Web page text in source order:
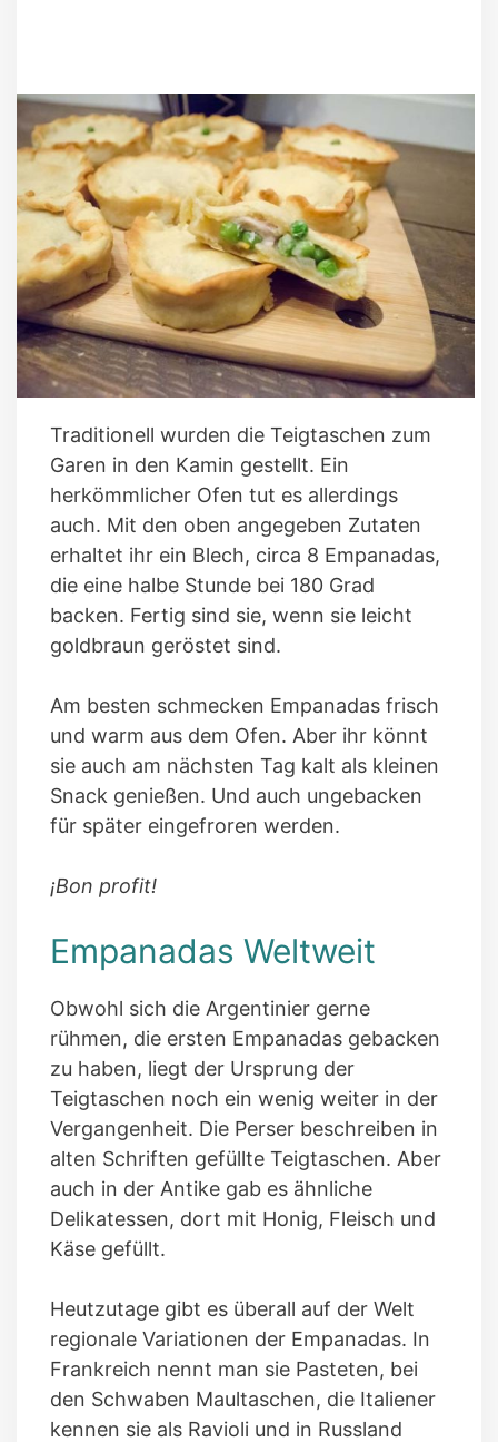
Traditionell wurden die Teigtaschen zum
Garen in den Kamin gestellt. Ein
herkömmlicher Ofen tut es allerdings
auch. Mit den oben angegeben Zutaten
erhaltet ihr ein Blech, circa 8 Empanadas,
die eine halbe Stunde bei 180 Grad
backen. Fertig sind sie, wenn sie leicht
goldbraun geröstet sind.
Am besten schmecken Empanadas frisch
und warm aus dem Ofen. Aber ihr könnt
sie auch am nächsten Tag kalt als kleinen
Snack genießen. Und auch ungebacken
für später eingefroren werden.
¡Bon profit!
Empanadas Weltweit
Obwohl sich die Argentinier gerne
rühmen, die ersten Empanadas gebacken
zu haben, liegt der Ursprung der
Teigtaschen noch ein wenig weiter in der
Vergangenheit. Die Perser beschreiben in
alten Schriften gefüllte Teigtaschen. Aber
auch in der Antike gab es ähnliche
Delikatessen, dort mit Honig, Fleisch und
Käse gefüllt.
Heutzutage gibt es überall auf der Welt
regionale Variationen der Empanadas. In
Frankreich nennt man sie Pasteten, bei
den Schwaben Maultaschen, die Italiener
kennen sie als Ravioli und in Russland